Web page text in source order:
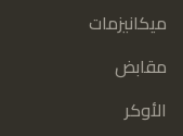
ميكانيزمات
مقابض
الأوكر